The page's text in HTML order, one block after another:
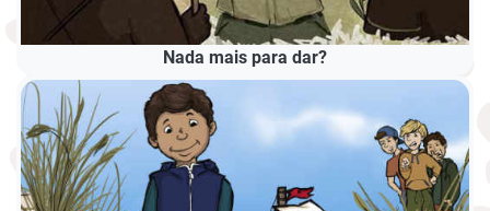
Nada mais para dar?